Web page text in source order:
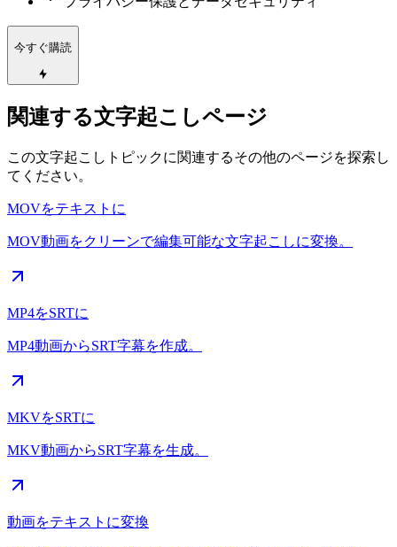
今すぐ購読
関連する文字起こしページ
この文字起こしトピックに関連するその他のページを探索し
てください。
MOVをテキストに
MOV動画をクリーンで編集可能な文字起こしに変換。
MP4をSRTに
MP4動画からSRT字幕を作成。
MKVをSRTに
MKV動画からSRT字幕を生成。
動画をテキストに変換